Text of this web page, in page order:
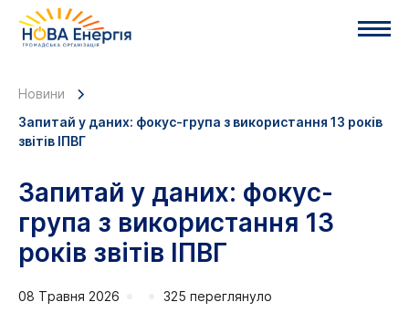
Новини
Запитай у даних: фокус-група з використання 13 років
звітів ІПВГ
Запитай у даних: фокус-
група з використання 13
років звітів ІПВГ
08 Травня 2026 325 переглянуло